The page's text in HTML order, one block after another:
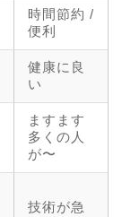
時間節約 /
便利
健康に良
い
ますます
多くの人
が〜
技術が急